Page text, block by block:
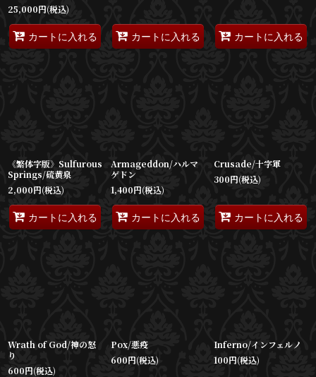
25,000円(税込)
カートに入れる カートに入れる カートに入れる
《繁体字版》Sulfurous
Springs/硫黄泉
2,000円(税込)
カートに入れる
Armageddon/ハルマ
ゲドン
1,400円(税込)
カートに入れる
Crusade/十字軍
300円(税込)
カートに入れる
Wrath of God/神の怒
り
600円(税込)
Pox/悪疫
600円(税込)
Inferno/インフェルノ
100円(税込)